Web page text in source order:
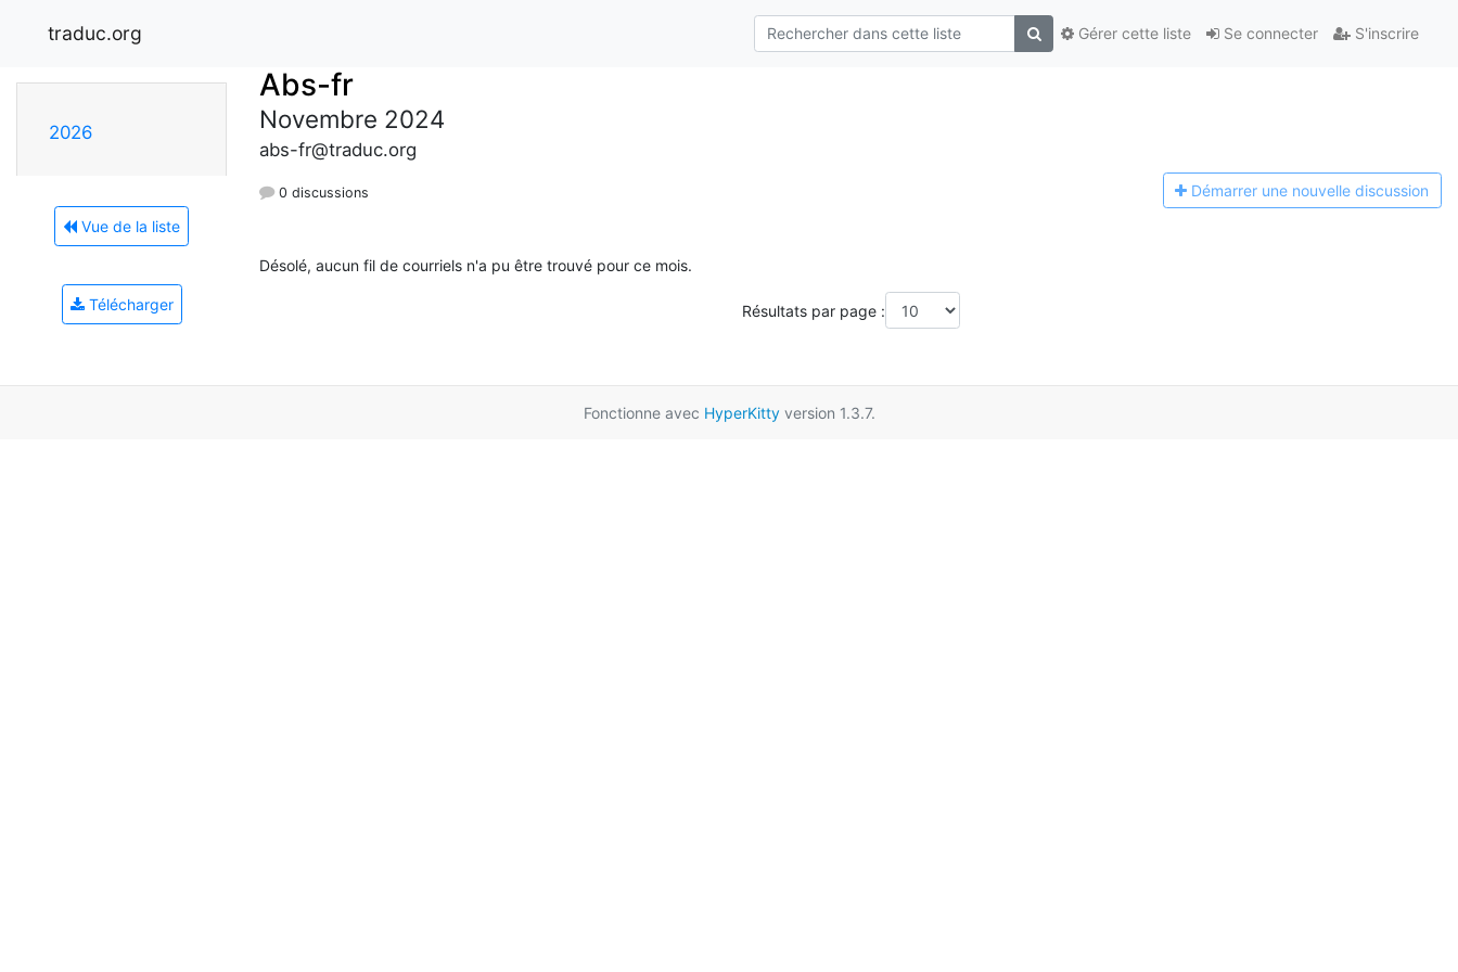
traduc.org Se connecter S'inscrire
Gérer cette liste
2026
Vue de la liste
Télécharger
Abs-fr
Novembre 2024
abs-fr@traduc.org
0 discussions Démarrer une nouvelle discussion
Désolé, aucun fil de courriels n'a pu être trouvé pour ce mois.
Résultats par page :
Fonctionne avec HyperKittyversion 1.3.7.